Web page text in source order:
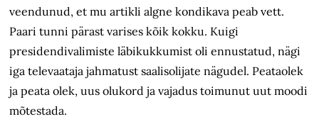
veendunud, et mu artikli algne kondikava peab vett.
Paari tunni pärast varises kõik kokku. Kuigi
presidendivalimiste läbikukkumist oli ennustatud, nägi
iga televaataja jahmatust saalisolijate nägudel. Peataolek
ja peata olek, uus olukord ja vajadus toimunut uut moodi
mõtestada.